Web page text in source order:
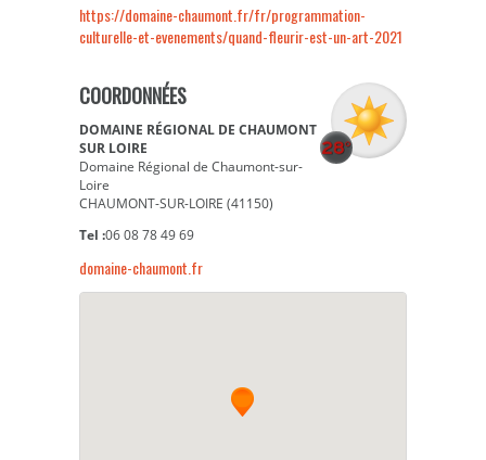
https://domaine-chaumont.fr/fr/programmation-
culturelle-et-evenements/quand-fleurir-est-un-art-2021
COORDONNÉES
DOMAINE RÉGIONAL DE CHAUMONT
SUR LOIRE
Domaine Régional de Chaumont-sur-
Loire
CHAUMONT-SUR-LOIRE (41150)
Tel :06 08 78 49 69
domaine-chaumont.fr